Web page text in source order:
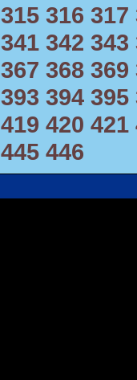
315 316 317
341 342 343
367 368 369
393 394 395
419 420 421
445 446